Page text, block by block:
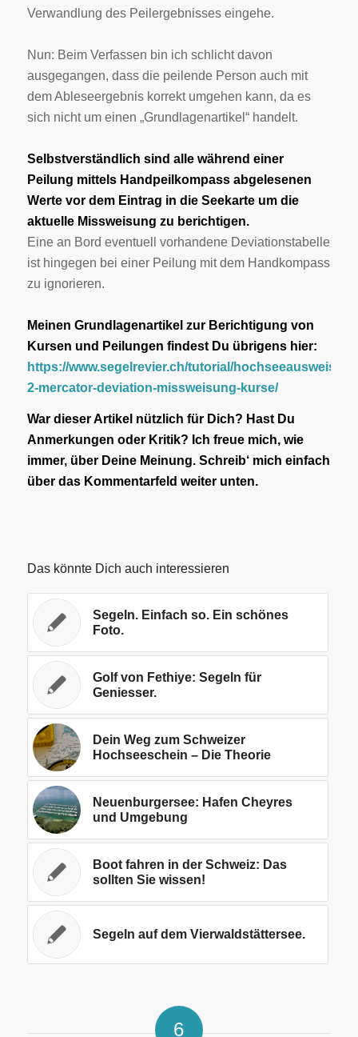
Verwandlung des Peilergebnisses eingehe.
Nun: Beim Verfassen bin ich schlicht davon
ausgegangen, dass die peilende Person auch mit
dem Ableseergebnis korrekt umgehen kann, da es
sich nicht um einen „Grundlagenartikel“ handelt.
Selbstverständlich sind alle während einer
Peilung mittels Handpeilkompass abgelesenen
Werte vor dem Eintrag in die Seekarte um die
aktuelle Missweisung zu berichtigen.
Eine an Bord eventuell vorhandene Deviationstabelle
ist hingegen bei einer Peilung mit dem Handkompass
zu ignorieren.
Meinen Grundlagenartikel zur Berichtigung von
Kursen und Peilungen findest Du übrigens hier:
https://www.segelrevier.ch/tutorial/hochseeausweis-
2-mercator-deviation-missweisung-kurse/
War dieser Artikel nützlich für Dich? Hast Du
Anmerkungen oder Kritik? Ich freue mich, wie
immer, über Deine Meinung. Schreib‘ mich einfach
über das Kommentarfeld weiter unten.
Das könnte Dich auch interessieren
Segeln. Einfach so. Ein schönes
Foto.
Golf von Fethiye: Segeln für
Geniesser.
Dein Weg zum Schweizer
Hochseeschein – Die Theorie
Neuenburgersee: Hafen Cheyres
und Umgebung
Boot fahren in der Schweiz: Das
sollten Sie wissen!
Segeln auf dem Vierwaldstättersee.
6